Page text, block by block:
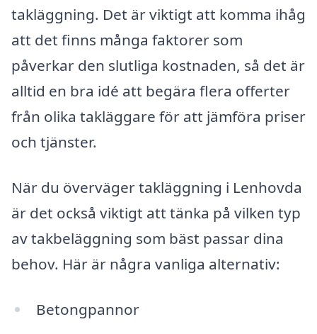
takläggning. Det är viktigt att komma ihåg
att det finns många faktorer som
påverkar den slutliga kostnaden, så det är
alltid en bra idé att begära flera offerter
från olika takläggare för att jämföra priser
och tjänster.
När du överväger takläggning i Lenhovda
är det också viktigt att tänka på vilken typ
av takbeläggning som bäst passar dina
behov. Här är några vanliga alternativ:
Betongpannor